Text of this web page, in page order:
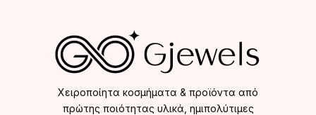
Χειροποίητα κοσμήματα & προϊόντα από
πρώτης ποιότητας υλικά, ημιπολύτιμες